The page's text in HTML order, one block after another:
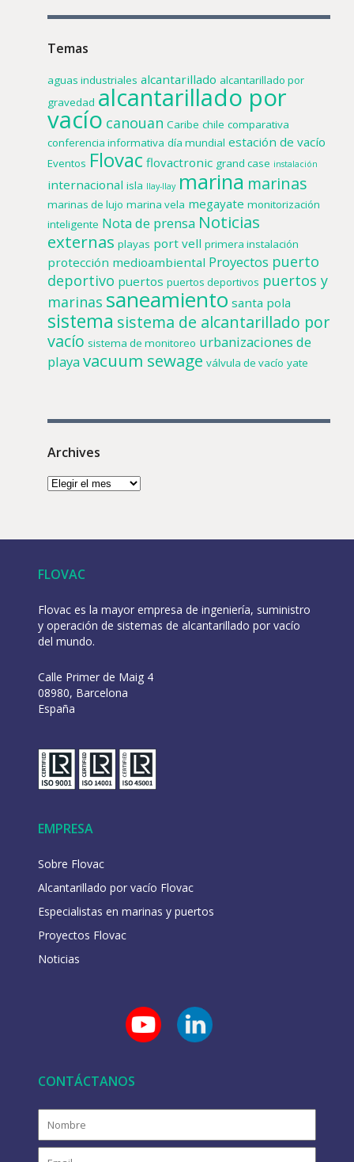
Temas
aguas industriales alcantarillado alcantarillado por
gravedad alcantarillado por
vacío canouan Caribe chile comparativa
conferencia informativa día mundial estación de vacío
Eventos Flovac flovactronic grand case instalación
internacional isla llay-llay marina marinas
marinas de lujo marina vela megayate monitorización
inteligente Nota de prensa Noticias
externas playas port vell primera instalación
protección medioambiental Proyectos puerto
deportivo puertos puertos deportivos puertos y
marinas saneamiento santa pola
sistema sistema de alcantarillado por
vacío sistema de monitoreo urbanizaciones de
playavacuum sewage válvula de vacío yate
Archives
FLOVAC
Flovac es la mayor empresa de ingeniería, suministro
y operación de sistemas de alcantarillado por vacío
del mundo.
Calle Primer de Maig 4
08980, Barcelona
España
EMPRESA
Sobre Flovac
Alcantarillado por vacío Flovac
Especialistas en marinas y puertos
Proyectos Flovac
Noticias
CONTÁCTANOS